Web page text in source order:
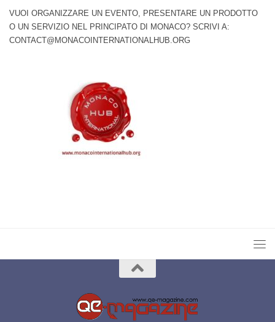
VUOI ORGANIZZARE UN EVENTO, PRESENTARE UN PRODOTTO
O UN SERVIZIO NEL PRINCIPATO DI MONACO? SCRIVI A:
CONTACT@MONACOINTERNATIONALHUB.ORG